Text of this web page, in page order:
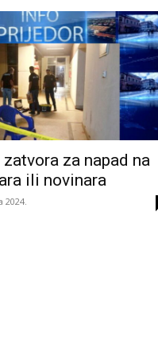
za napad na
ili novinara
2024.